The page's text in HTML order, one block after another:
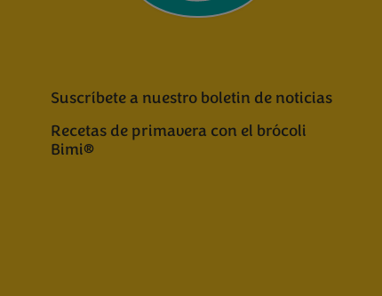
Suscríbete a nuestro boletin de noticias
Recetas de primavera con el brócoli
Bimi®